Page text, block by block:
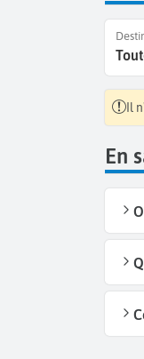
Il
En